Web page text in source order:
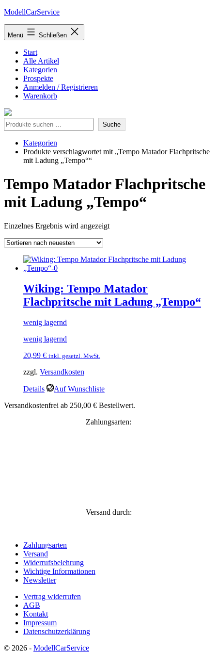
Zum
springen
ModellCarService
Menü Schließen
Start
Alle Artikel
Kategorien
Prospekte
Anmelden / Registrieren
Warenkorb
Suche Suche
Kategorien
Produkte verschlagwortet mit „Tempo Matador Flachpritsche
mit Ladung „Tempo““
Tempo Matador Flachpritsche
mit Ladung „Tempo“
Einzelnes Ergebnis wird angezeigt
Wiking: Tempo Matador
Flachpritsche mit Ladung „Tempo“
wenig lagernd
wenig lagernd
20,99 € inkl. gesetzl. MwSt.
zzgl. Versandkosten
Details
Auf Wunschliste
Versandkostenfrei ab 250,00 € Bestellwert.
Zahlungsarten:
Versand durch:
Zahlungsarten
Versand
Widerrufsbelehrung
Wichtige Informationen
Newsletter
Vertrag widerrufen
AGB
Kontakt
Impressum
Datenschutzerklärung
© 2026 - ModellCarService